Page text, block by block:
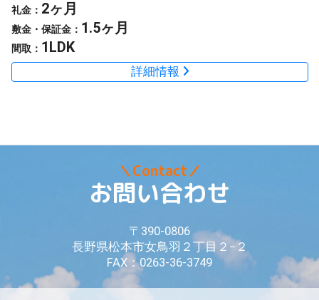
礼金： 2ヶ月
敷金・保証金： 1.5ヶ月
間取： 1LDK
詳細情報
＼Contact／
お問い合わせ
〒390-0806
長野県松本市女鳥羽２丁目２−２
FAX：0263-36-3749